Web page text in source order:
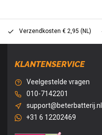
Verzendkosten € 2,95 (NL)
KLANTENSERVICE
Veelgestelde vragen
010-7142201
support@beterbatterij.nl
+31 6 12202469